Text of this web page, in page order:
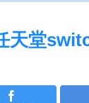
天堂